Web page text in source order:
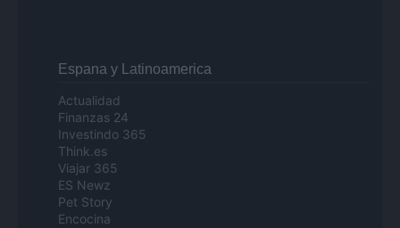
Espana y Latinoamerica
Actualidad
Finanzas 24
Investindo 365
Think.es
Viajar 365
ES Newz
Pet Story
Encocina